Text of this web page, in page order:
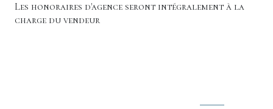
Suite parentale
Les honoraires d'agence seront intégralement à la
charge du vendeur